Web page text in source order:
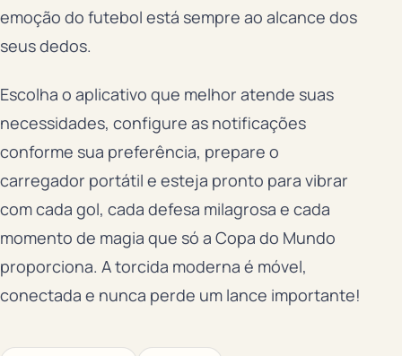
emoção do futebol está sempre ao alcance dos
seus dedos.
Escolha o aplicativo que melhor atende suas
necessidades, configure as notificações
conforme sua preferência, prepare o
carregador portátil e esteja pronto para vibrar
com cada gol, cada defesa milagrosa e cada
momento de magia que só a Copa do Mundo
proporciona. A torcida moderna é móvel,
conectada e nunca perde um lance importante!